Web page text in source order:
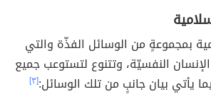
بمجموعةٍ من الوسائل الفذّة والتي
النفسيّة، وتتنوع لتستوعب جميع
يأتي بيان جانبٍ من تلك الوسائل:[٣]